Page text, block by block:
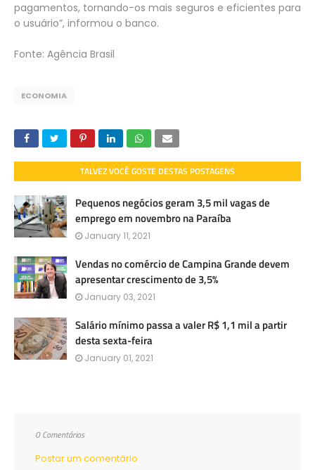
pagamentos, tornando-os mais seguros e eficientes para
o usuário”, informou o banco.
Fonte: Agência Brasil
ECONOMIA
TALVEZ VOCÊ GOSTE DESTAS POSTAGENS
Pequenos negócios geram 3,5 mil vagas de
emprego em novembro na Paraíba
January 11, 2021
Vendas no comércio de Campina Grande devem
apresentar crescimento de 3,5%
January 03, 2021
Salário mínimo passa a valer R$ 1,1 mil a partir
desta sexta-feira
January 01, 2021
0 Comentários
Postar um comentário